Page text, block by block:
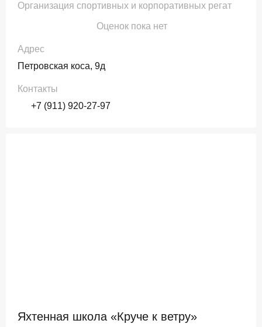
Организация спортивных и корпоративных регат
Оценок пока нет
Адрес
Петровская коса, 9д
Контакты
+7 (911) 920-27-97
Яхтенная школа «Круче к ветру»